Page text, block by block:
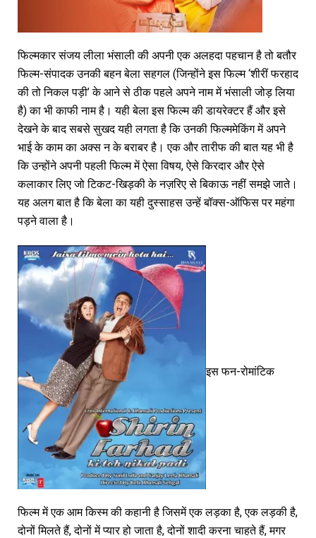
फिल्मकार संजय लीला भंसाली की अपनी एक अलहदा पहचान है तो बतौर
फिल्म-संपादक उनकी बहन बेला सहगल (जिन्होंने इस फिल्म ‘शीरीं फरहाद
की तो निकल पड़ी’ के आने से ठीक पहले अपने नाम में भंसाली जोड़ लिया
है) का भी काफी नाम है। यही बेला इस फिल्म की डायरेक्टर हैं और इसे
देखने के बाद सबसे सुखद यही लगता है कि उनकी फिल्ममेकिंग में अपने
भाई के काम का अक्स न के बराबर है। एक और तारीफ की बात यह भी है
कि उन्होंने अपनी पहली फिल्म में ऐसा विषय, ऐसे किरदार और ऐसे
कलाकार लिए जो टिकट-खिड़की के नज़रिए से बिकाऊ नहीं समझे जाते।
यह अलग बात है कि बेला का यही दुस्साहस उन्हें बॉक्स-ऑफिस पर महंगा
पड़ने वाला है।
इस फन-रोमांटिक
फिल्म में एक आम किस्म की कहानी है जिसमें एक लड़का है, एक लड़की है,
दोनों मिलते हैं, दोनों में प्यार हो जाता है, दोनों शादी करना चाहते हैं, मगर